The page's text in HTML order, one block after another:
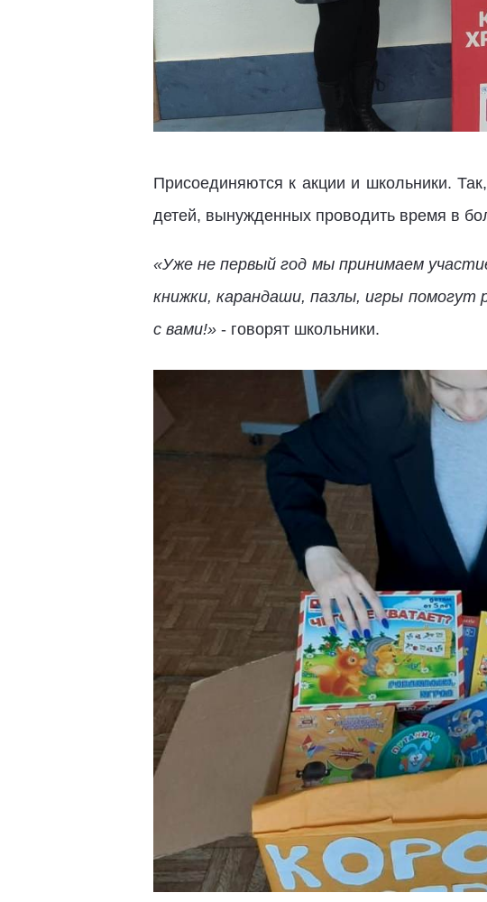
Присоединяются к акции и школьники.
детей, вынужденных проводить время в
«Уже не первый год мы принимаем
книжки, карандаши, пазлы, игры
с вами!» - говорят школьники.